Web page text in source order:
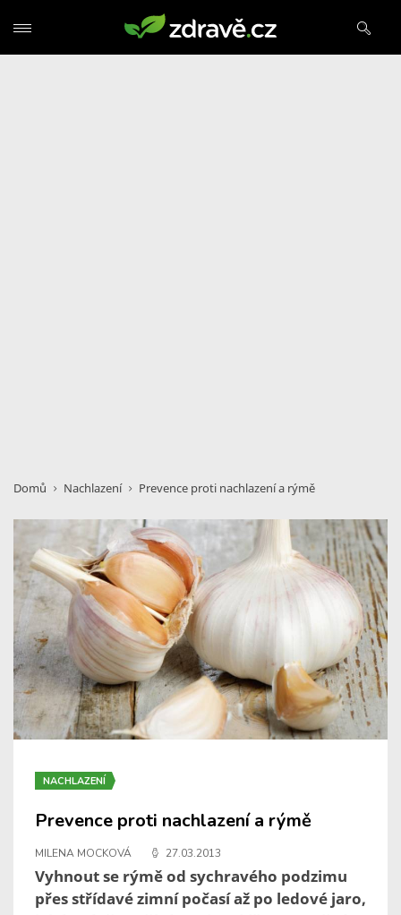
Domů Nachlazení Prevence proti nachlazení a rýmě
NACHLAZENÍ
Prevence proti nachlazení a rýmě
MILENA MOCKOVÁ 27.03.2013
Vyhnout se rýmě od sychravého podzimu
přes střídavé zimní počasí až po ledové jaro,